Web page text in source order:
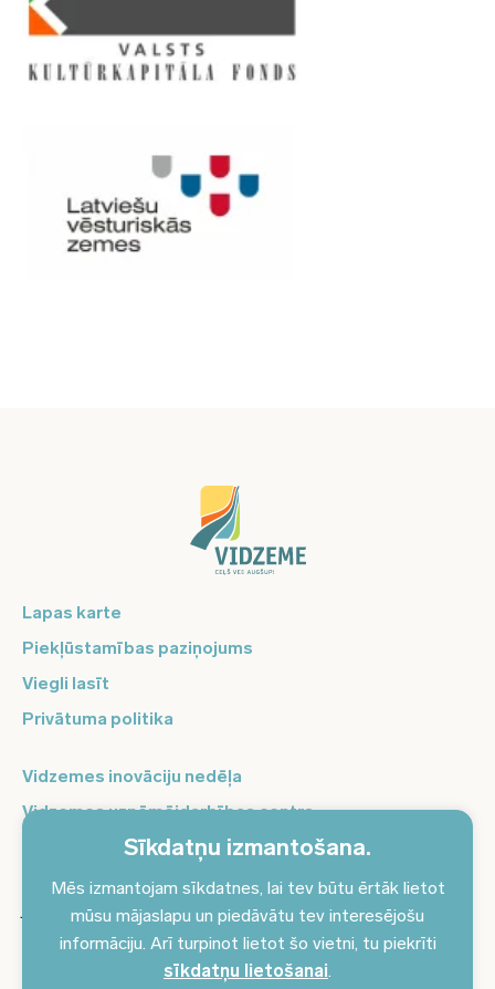
Sīkdatņu izmantošana.
Mēs izmantojam sīkdatnes, lai tev būtu ērtāk lietot
mūsu mājaslapu un piedāvātu tev interesējošu
informāciju. Arī turpinot lietot šo vietni, tu piekrīti
sīkdatņu lietošanai.
Lapas karte
Piekļūstamības paziņojums
Viegli lasīt
Privātuma politika
Vidzemes inovāciju nedēļa
Vidzemes uzņēmējdarbības centrs
Balso Vidzeme
Pierakstieties jaunumiem un saņemiet aktuālākos
jaunumus savā e-pastā!
Pieteikties jaunumiem